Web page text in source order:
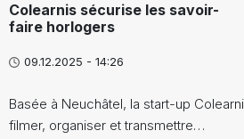
Colearnis sécurise les savoir-
faire horlogers
09.12.2025 - 14:26
Basée à Neuchâtel, la start-up
filmer, organiser et transmettre…